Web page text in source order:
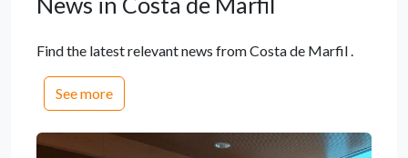
Find the latest relevant news from Costa de Marfil .
See more